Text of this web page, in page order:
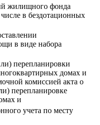
жилищного фонда
в бездотационных
в виде набора
перепланировки
домах и
комиссией акта о
перепланировке
и
учета по месту